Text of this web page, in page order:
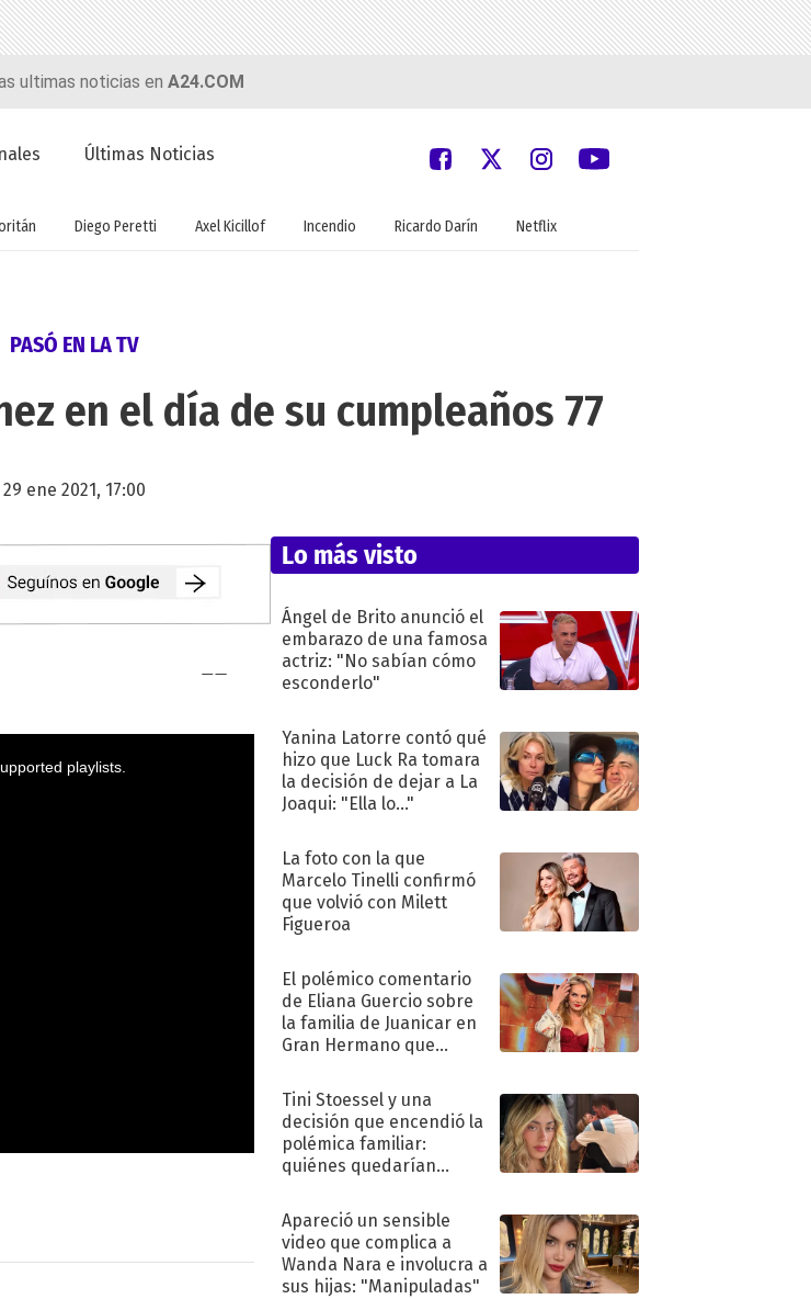
ultimas noticias en A24.COM
Últimas Noticias
Diego Peretti Axel Kicillof Incendio Ricardo Darín Netflix
PASÓ EN LA TV
en el día de su cumpleaños 77
29 ene 2021, 17:00
Lo más visto
Ángel de Brito anunció el
embarazo de una famosa
actriz: "No sabían cómo
esconderlo"
Yanina Latorre contó qué
hizo que Luck Ra tomara
la decisión de dejar a La
Joaqui: "Ella lo..."
La foto con la que
Marcelo Tinelli confirmó
que volvió con Milett
Figueroa
El polémico comentario
de Eliana Guercio sobre
la familia de Juanicar en
Gran Hermano que
Tini Stoessel y una
decisión que encendió la
polémica familiar:
quiénes quedarían
Apareció un sensible
video que complica a
Wanda Nara e involucra a
sus hijas: "Manipuladas"